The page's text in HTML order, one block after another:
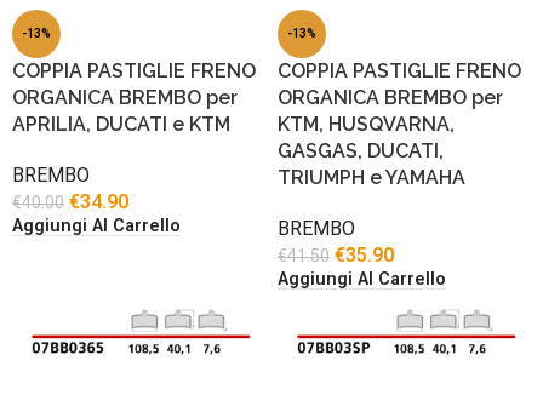
-13%
COPPIA PASTIGLIE FRENO
ORGANICA BREMBO per
APRILIA, DUCATI e KTM
BREMBO
€40.00 €34.90
Aggiungi Al Carrello
-13%
COPPIA PASTIGLIE FRENO
ORGANICA BREMBO per
KTM, HUSQVARNA,
GASGAS, DUCATI,
TRIUMPH e YAMAHA
BREMBO
€41.50 €35.90
Aggiungi Al Carrello